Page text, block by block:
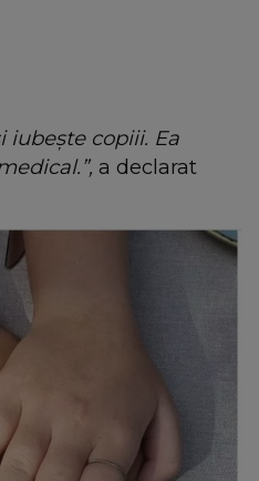
iubește copiii. Ea
a declarat